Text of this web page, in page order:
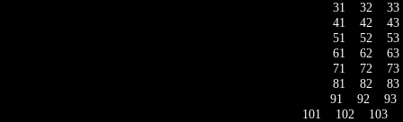
31
32
33
41
42
43
51
52
53
61
62
63
71
72
73
81
82
83
91
92
93
101
102 103